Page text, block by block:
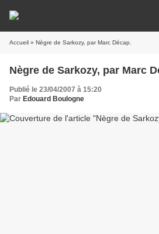
Accueil » Nègre de Sarkozy, par Marc Décap.
Nègre de Sarkozy, par Marc
Publié le 23/04/2007 à 15:20
Par Edouard Boulogne